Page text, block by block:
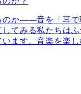
のか――音を「耳で
してみる私たちは
ます。音楽を楽